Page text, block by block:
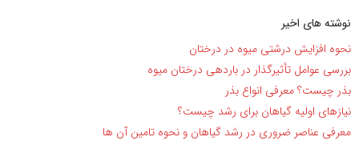
نوشته های اخیر
نحوه افزایش درشتی میوه در درختان
بررسی عوامل تأثیرگذار در باردهی درختان میوه
بذر چیست؟ معرفی انواع بذر
نیاز‌های اولیه گیاهان برای رشد چیست؟
معرفی عناصر ضروری در رشد گیاهان و نحوه تامین آن ها